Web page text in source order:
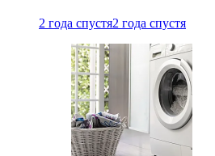
2 года спустя2 года спустя